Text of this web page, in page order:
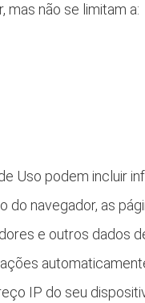
não se limitam a:
Uso podem incluir
navegador, as
e outros dados
IP do seu